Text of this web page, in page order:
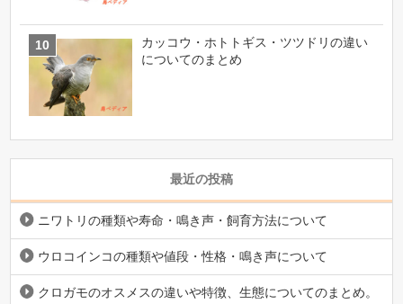
カッコウ・ホトトギス・ツツドリの違い
についてのまとめ
最近の投稿
ニワトリの種類や寿命・鳴き声・飼育方法について
ウロコインコの種類や値段・性格・鳴き声について
クロガモのオスメスの違いや特徴、生態についてのまとめ。